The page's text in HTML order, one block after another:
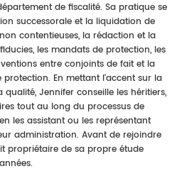
de fiscalité. Sa pratique se
successorale et la liquidation de
contentieuses, la rédaction et la
les mandats de protection, les
entre conjoints de fait et la
protection. En mettant l'accent sur la
Jennifer conseille les héritiers,
tout au long du processus de
les assistant ou les représentant
administration. Avant de rejoindre
propriétaire de sa propre étude